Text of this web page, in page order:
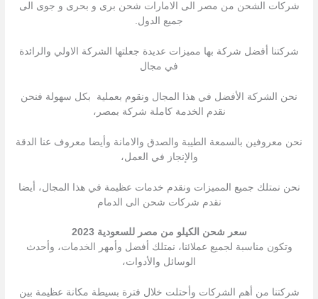
شركات الشحن من مصر الى الامارات شحن برى و بحرى و جوى الى
جميع الدول.
شركتنا أفضل شركة بها مميزات عديدة جعلتها الشركة الاولي والرائدة
في مجال
نحن الشركة الأفضل في هذا المجال ونقوم بعملية بكل سهولة فنحن
نقدم الخدمة كاملة شركة بمصر،
نحن معروفين بالسمعة الطيبة والصدق والامانة وأيضا معروف عنا الدقة
والإنجاز في العمل،
نحن نمتلك جميع المميزات ونقدم خدمات عظيمة في هذا المجال، أيضا
نقدم شركات شحن الى الدمام
سعر شحن الكيلو من مصر للسعودية 2023
وتكون مناسبة لجميع عملائنا، نمتلك أفضل وأمهر الخدمات، وأحدث
الوسائل والأدوات،
شركتنا من أهم الشركات وأحتلت خلال فترة بسيطة مكانة عظيمة بين